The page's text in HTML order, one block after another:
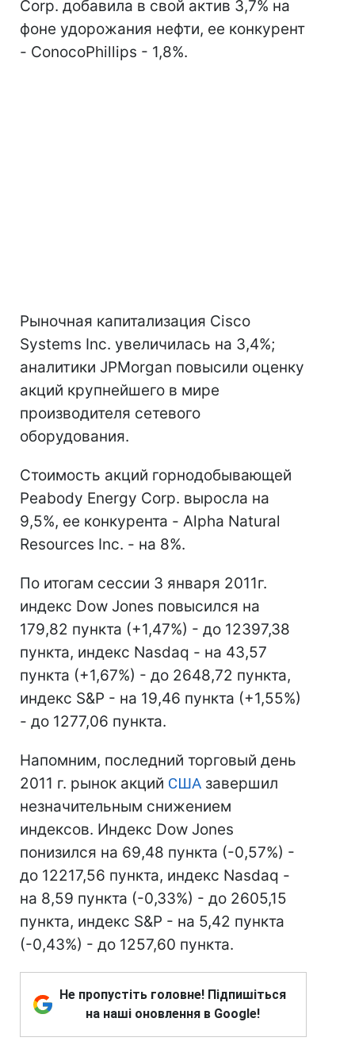
Corp. добавила в свой актив 3,7% на
фоне удорожания нефти, ее конкурент
- ConocoPhillips - 1,8%.
Рыночная капитализация Cisco
Systems Inc. увеличилась на 3,4%;
аналитики JPMorgan повысили оценку
акций крупнейшего в мире
производителя сетевого
оборудования.
Стоимость акций горнодобывающей
Peabody Energy Corp. выросла на
9,5%, ее конкурента - Alpha Natural
Resources Inc. - на 8%.
По итогам сессии 3 января 2011г.
индекс Dow Jones повысился на
179,82 пункта (+1,47%) - до 12397,38
пункта, индекс Nasdaq - на 43,57
пункта (+1,67%) - до 2648,72 пункта,
индекс S&P - на 19,46 пункта (+1,55%)
- до 1277,06 пункта.
Напомним, последний торговый день
2011 г. рынок акций США завершил
незначительным снижением
индексов. Индекс Dow Jones
понизился на 69,48 пункта (-0,57%) -
до 12217,56 пункта, индекс Nasdaq -
на 8,59 пункта (-0,33%) - до 2605,15
пункта, индекс S&P - на 5,42 пункта
(-0,43%) - до 1257,60 пункта.
Не пропустіть головне! Підпишіться
на наші оновлення в Google!